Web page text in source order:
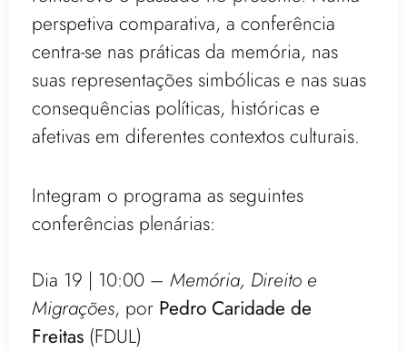
perspetiva comparativa, a conferência
centra-se nas práticas da memória, nas
suas representações simbólicas e nas suas
consequências políticas, históricas e
afetivas em diferentes contextos culturais.
Integram o programa as seguintes
conferências plenárias:
Dia 19 | 10:00 – Memória, Direito e
Migrações, por Pedro Caridade de
Freitas (FDUL)